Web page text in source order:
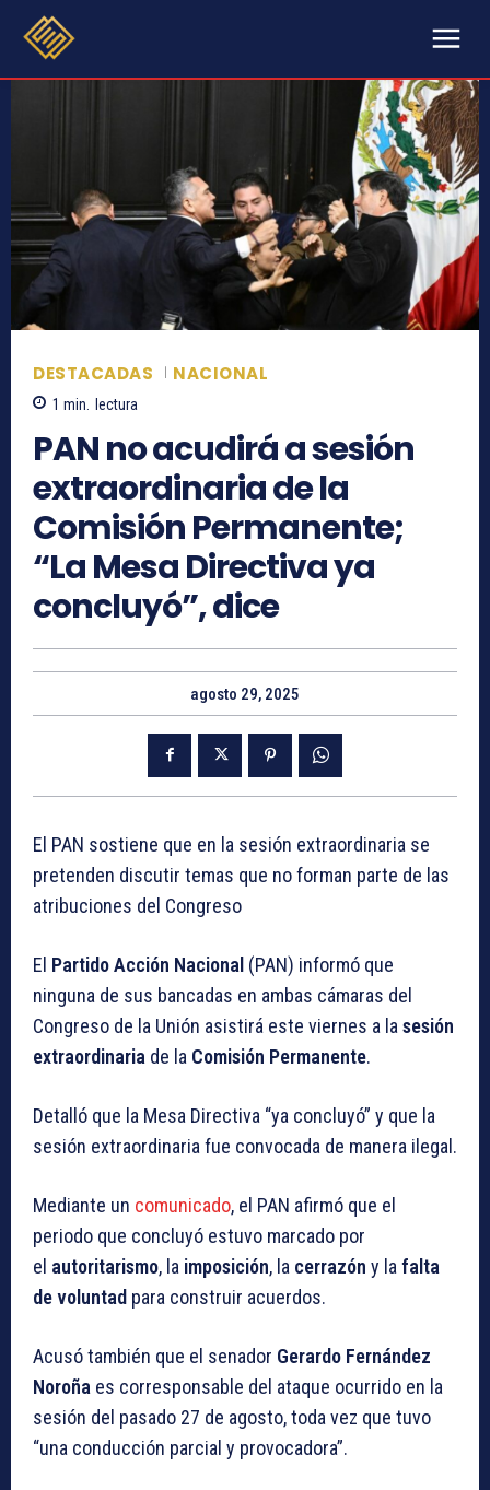
DESTACADAS NACIONAL
1 min. lectura
PAN no acudirá a sesión
extraordinaria de la
Comisión Permanente;
“La Mesa Directiva ya
concluyó”, dice
agosto 29, 2025
El PAN sostiene que en la sesión extraordinaria se
pretenden discutir temas que no forman parte de las
atribuciones del Congreso
El Partido Acción Nacional (PAN) informó que
ninguna de sus bancadas en ambas cámaras del
Congreso de la Unión asistirá este viernes a la sesión
extraordinaria de la Comisión Permanente.
Detalló que la Mesa Directiva “ya concluyó” y que la
sesión extraordinaria fue convocada de manera ilegal.
Mediante un comunicado, el PAN afirmó que el
periodo que concluyó estuvo marcado por
el autoritarismo, la imposición, la cerrazón y la falta
de voluntad para construir acuerdos.
Acusó también que el senador Gerardo Fernández
Noroña es corresponsable del ataque ocurrido en la
sesión del pasado 27 de agosto, toda vez que tuvo
“una conducción parcial y provocadora”.